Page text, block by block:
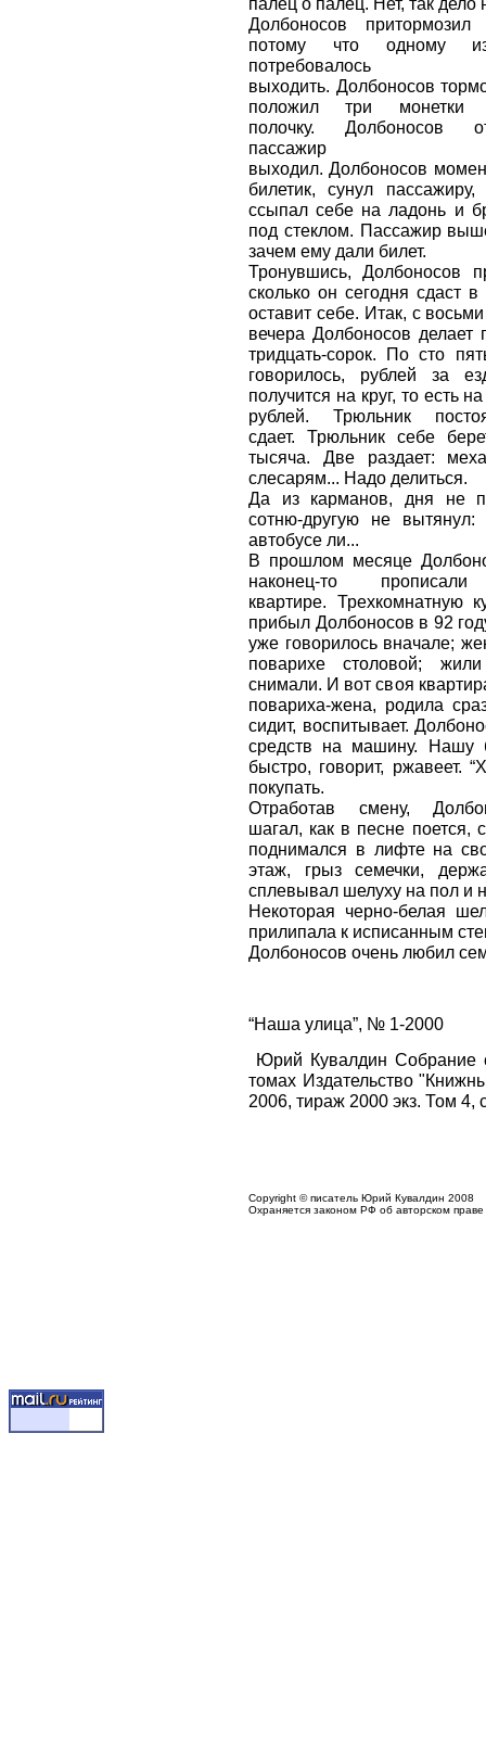
Долбоносов притормозил
потому что одному
потребовалось
выходить. Долбоносов
положил три монетки
полочку. Долбоносов
выходил. Долбоносов
билетик, сунул
ссыпал себе на ладонь и
под стеклом. Пассажир
зачем ему дали билет.
Тронувшись, Долбоносов
сколько он сегодня сдаст в
оставит себе. Итак, с
вечера Долбоносов делает
тридцать-сорок. По сто
говорилось, рублей за
получится на круг, то есть
рублей. Трюльник
сдает. Трюльник себе
тысяча. Две раздает:
слесарям... Надо делиться.
Да из карманов, дня не
сотню-другую не
автобусе ли...
В прошлом месяце
наконец-то
квартире. Трехкомнатную
прибыл Долбоносов в 92
уже говорилось вначале;
поварихе столовой;
снимали. И вот своя
повариха-жена, родила
сидит, воспитывает.
средств на машину. Нашу
быстро, говорит, ржавеет.
покупать.
Отработав смену,
шагал, как в песне поется,
поднимался в лифте на
этаж, грыз семечки,
сплевывал шелуху на пол и
Некоторая черно-белая
прилипала к исписанным
Долбоносов очень любил
“Наша улица”, № 1-2000
Юрий Кувалдин Собрание
томах Издательство
2006, тираж 2000 экз. Том 4,
Copyright © писатель Юрий Кувалдин 2008
Охраняется законом РФ об авторском праве